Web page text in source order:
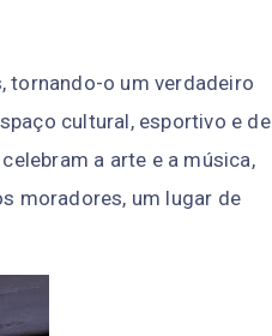
tornando-o um verdadeiro
cultural, esportivo e de
a arte e a música,
moradores, um lugar de